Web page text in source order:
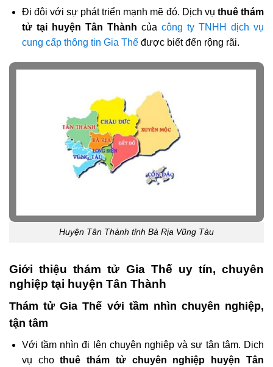
Đi đôi với sự phát triển mạnh mẽ đó. Dịch vụ thuê thám
tử tại huyện Tân Thành của công ty TNHH dịch vụ
cung cấp thông tin Gia Thếđược biết đến rộng rãi.
Huyện Tân Thành tỉnh Bà Rịa Vũng Tàu
Giới thiệu thám tử Gia Thế uy tín, chuyên
nghiệp tại huyện Tân Thành
Thám tử Gia Thế với tầm nhìn chuyên nghiệp,
tận tâm
Với tầm nhìn đi lên chuyên nghiệp và sự tận tâm. Dịch
vụ chothuê thám tử chuyên nghiệp huyện Tân